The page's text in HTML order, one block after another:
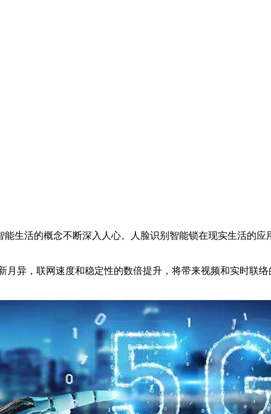
活的概念不断深入人心。人脸识别智能锁在现实生活的应
，联网速度和稳定性的数倍提升，将带来视频和实时联